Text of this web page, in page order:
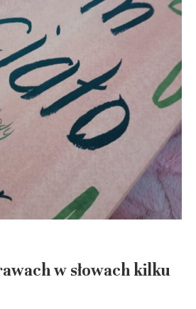
w słowach kilku